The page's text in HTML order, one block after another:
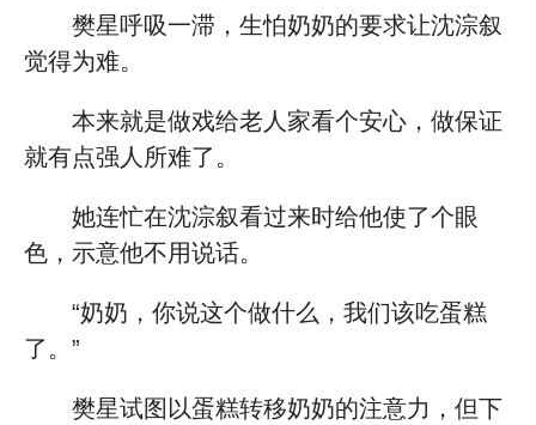
樊星呼吸一滞，生怕奶奶的要求让沈淙叙
觉得为难。
本来就是做戏给老人家看个安心，做保证
就有点强人所难了。
她连忙在沈淙叙看过来时给他使了个眼
色，示意他不用说话。
“奶奶，你说这个做什么，我们该吃蛋糕
了。”
樊星试图以蛋糕转移奶奶的注意力，但下